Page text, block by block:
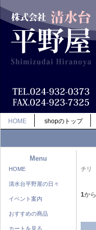
HOME shopのトップ
Menu
HOME
清水台平野屋の日々
イベント案内
おすすめの商品
カートを見る
チリ
1から